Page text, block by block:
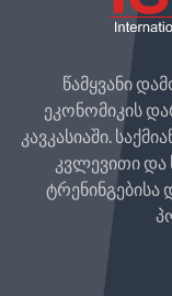
წამყვანი
ეკონომიკის
კავკასიაში.
კვლევითი და
ტრენინგებისა